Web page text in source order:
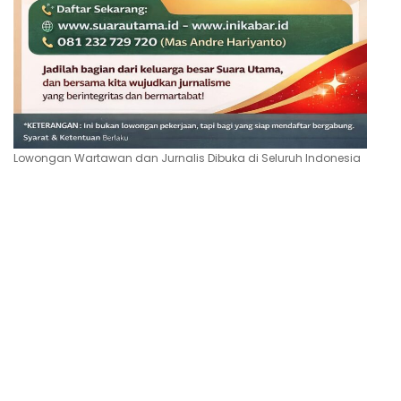
Lowongan Wartawan dan Jurnalis Dibuka di Seluruh Indonesia